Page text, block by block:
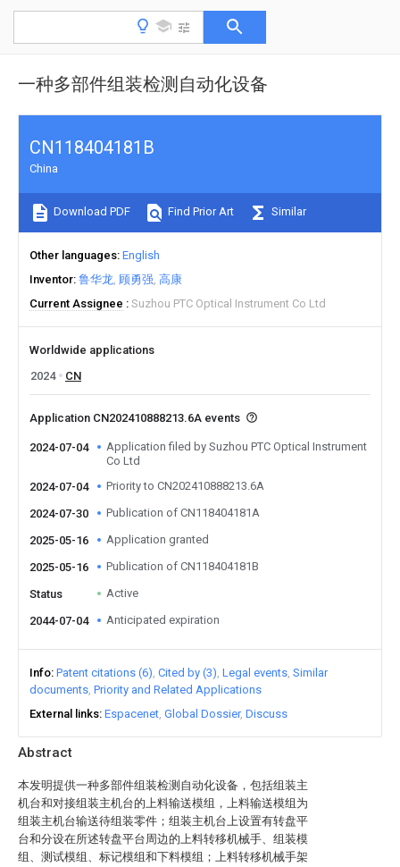
一种多部件组装检测自动化设备
Abstract
本发明提供一种多部件组装检测自动化设备，包括组装主
机台和对接组装主机台的上料输送模组，上料输送模组为
组装主机台输送待组装零件；组装主机台上设置有转盘平
台和分设在所述转盘平台周边的上料转移机械手、组装模
组、测试模组、标记模组和下料模组；上料转移机械手架
CN118404181B
China
Download PDF Find Prior Art Similar
Other languages English
Inventor 鲁华龙 顾勇强 高康
Current Assignee
Suzhou PTC Optical Instrument Co Ltd
Worldwide applications
2024
CN
Application CN202410888213.6A events
2024-07-04
Application filed by Suzhou PTC Optical Instrument
Co Ltd
2024-07-04
Priority to CN202410888213.6A
2024-07-30 Publication of CN118404181A
2025-05-16 Application granted
2025-05-16 Publication of CN118404181B
Status Active
2044-07-04 Anticipated expiration
Info Patent citations (6) Cited by (3) Legal events Similar
documents Priority and Related Applications
External links Espacenet Global Dossier Discuss